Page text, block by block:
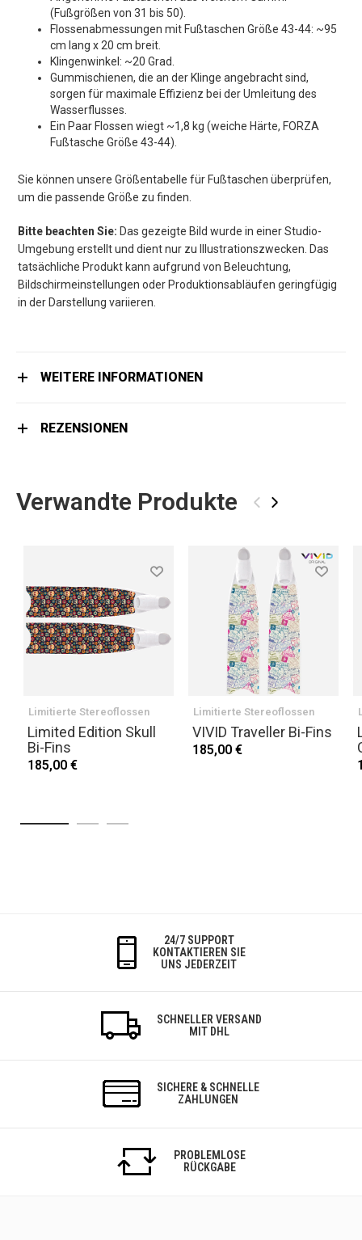
(Fußgrößen von 31 bis 50).
Flossenabmessungen mit Fußtaschen Größe 43-44: ~95
cm lang x 20 cm breit.
Klingenwinkel: ~20 Grad.
Gummischienen, die an der Klinge angebracht sind,
sorgen für maximale Effizienz bei der Umleitung des
Wasserflusses.
Ein Paar Flossen wiegt ~1,8 kg (weiche Härte, FORZA
Fußtasche Größe 43-44).
Sie können unsere Größentabelle für Fußtaschen überprüfen,
um die passende Größe zu finden.
Bitte beachten Sie: Das gezeigte Bild wurde in einer Studio-
Umgebung erstellt und dient nur zu Illustrationszwecken. Das
tatsächliche Produkt kann aufgrund von Beleuchtung,
Bildschirmeinstellungen oder Produktionsabläufen geringfügig
in der Darstellung variieren.
WEITERE INFORMATIONEN
REZENSIONEN
Verwandte Produkte ‹ ›
Limitierte Stereoflossen
Limited Edition Skull
Bi-Fins
185,00 €
Limitierte Stereoflossen
VIVID Traveller Bi-Fins
185,00 €
24/7 SUPPORT
KONTAKTIEREN SIE
UNS JEDERZEIT
SCHNELLER VERSAND
MIT DHL
SICHERE & SCHNELLE
ZAHLUNGEN
PROBLEMLOSE
RÜCKGABE